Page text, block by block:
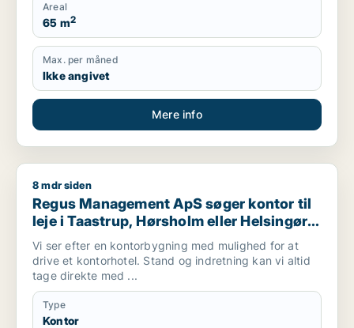
Areal
65 m2
Max. per måned
Ikke angivet
Mere info
Regus Management ApS søger kontor til leje i Taastrup,
8 mdr siden
Regus Management ApS søger kontor til
leje i Taastrup, Hørsholm eller Helsingør
m.fl.
Vi ser efter en kontorbygning med mulighed for at
drive et kontorhotel. Stand og indretning kan vi altid
tage direkte med ...
Type
Kontor